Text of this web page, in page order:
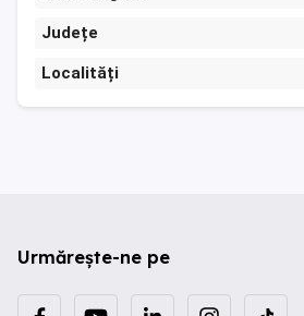
Județe
Localități
Urmărește-ne pe